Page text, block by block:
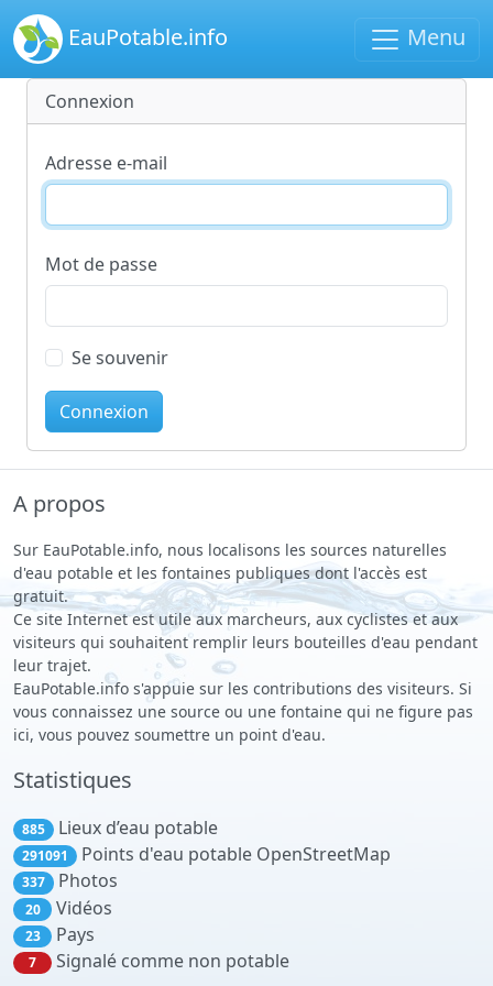
EauPotable.info Menu
Connexion
Adresse e-mail
Mot de passe
Se souvenir
Connexion
A propos
Sur EauPotable.info, nous localisons les sources naturelles
d'eau potable et les fontaines publiques dont l'accès est
gratuit.
Ce site Internet est utile aux marcheurs, aux cyclistes et aux
visiteurs qui souhaitent remplir leurs bouteilles d'eau pendant
leur trajet.
EauPotable.info s'appuie sur les contributions des visiteurs. Si
vous connaissez une source ou une fontaine qui ne figure pas
ici, vous pouvez soumettre un point d'eau.
Statistiques
885 Lieux d’eau potable
291091 Points d'eau potable OpenStreetMap
337 Photos
20 Vidéos
23 Pays
7 Signalé comme non potable